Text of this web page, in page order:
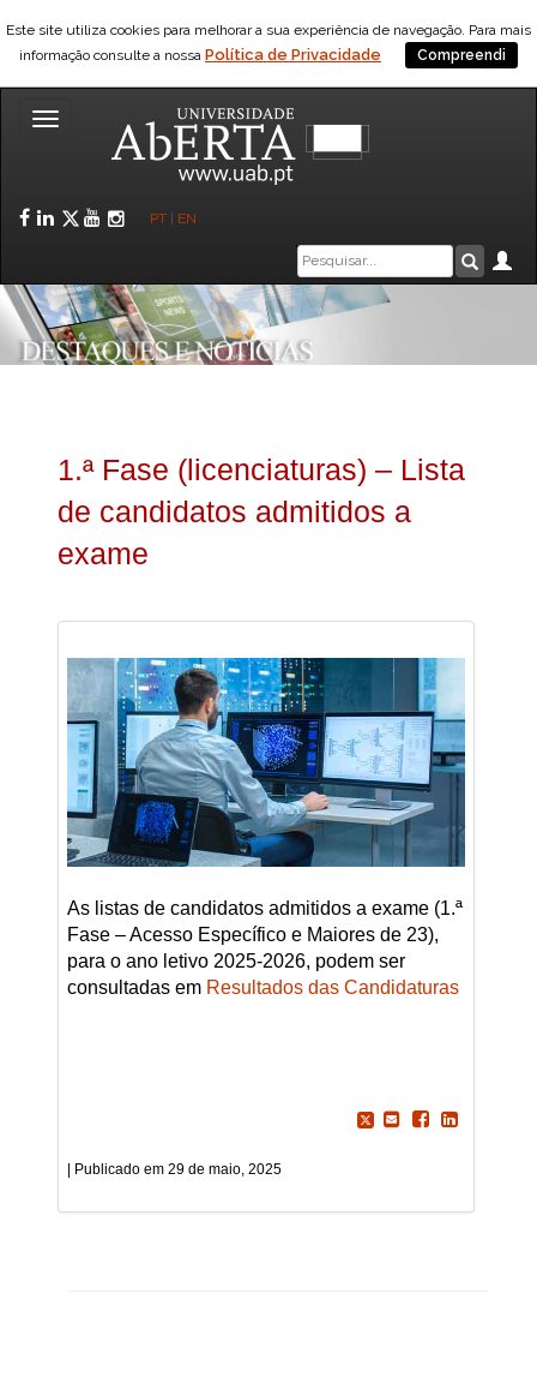
Este site utiliza cookies para melhorar a sua experiência de navegação. Para mais
informação consulte a nossa Política de Privacidade Compreendi
Toggle
Facebook
LinkedIn
Twitter
YouTube
Instagram
PT EN
Caixa
de
pesquisa
1.ª Fase (licenciaturas) – Lista
de candidatos admitidos a
exame
As listas de candidatos admitidos a exame (1.ª
Fase – Acesso Específico e Maiores de 23),
para o ano letivo 2025-2026, podem ser
consultadas em Resultados das Candidaturas
29 de maio, 2025